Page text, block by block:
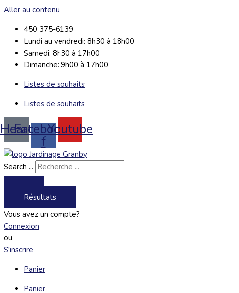
Aller au contenu
450 375-6139
Lundi au vendredi: 8h30 à 18h00
Samedi: 8h30 à 17h00
Dimanche: 9h00 à 17h00
Listes de souhaits
Listes de souhaits
Heart
Facebook-
f
Youtube
Search ...
Résultats
Vous avez un compte?
Connexion
ou
S'inscrire
Panier
Panier